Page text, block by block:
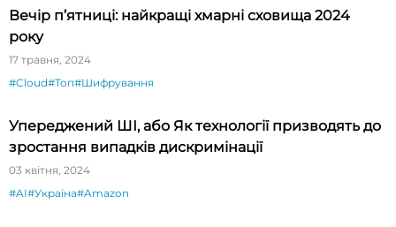
Вечір п’ятниці: найкращі хмарні сховища 2024
року
17 травня, 2024
#Cloud#Топ#Шифрування
Упереджений ШІ, або Як технології призводять до
зростання випадків дискримінації
03 квітня, 2024
#AI#Україна#Amazon